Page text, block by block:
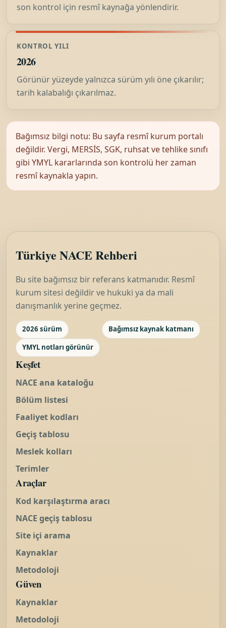
son kontrol için resmî kaynağa yönlendirir.
KONTROL YILI
2026
Görünür yüzeyde yalnızca sürüm yılı öne çıkarılır;
tarih kalabalığı çıkarılmaz.
Bağımsız bilgi notu: Bu sayfa resmî kurum portalı
değildir. Vergi, MERSİS, SGK, ruhsat ve tehlike sınıfı
gibi YMYL kararlarında son kontrolü her zaman
resmî kaynakla yapın.
Türkiye NACE Rehberi
Bu site bağımsız bir referans katmanıdır. Resmî
kurum sitesi değildir ve hukuki ya da mali
danışmanlık yerine geçmez.
2026 sürüm
Bağımsız kaynak katmanı
YMYL notları görünür
Keşfet
NACE ana kataloğu
Bölüm listesi
Faaliyet kodları
Geçiş tablosu
Meslek kolları
Terimler
Araçlar
Kod karşılaştırma aracı
NACE geçiş tablosu
Site içi arama
Kaynaklar
Metodoloji
Güven
Kaynaklar
Metodoloji